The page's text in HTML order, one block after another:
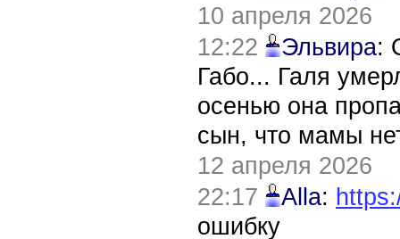
10 апреля 2026
12:22
Эльвира:
Габо... Галя
осенью она
сын, что мамы
12 апреля 2026
22:17
Alla:
ошибку